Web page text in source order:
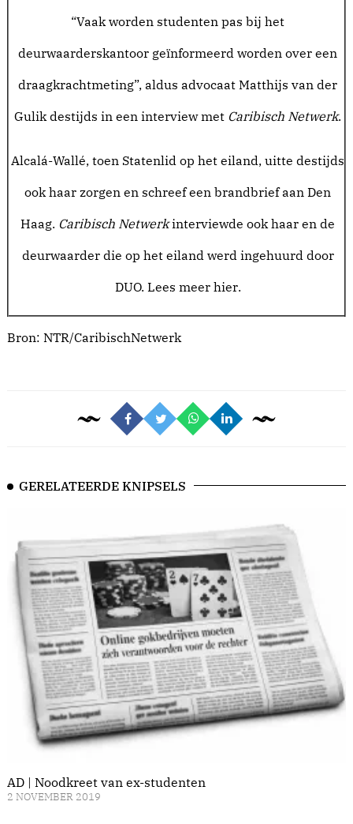
“Vaak worden studenten pas bij het
deurwaarderskantoor geïnformeerd worden over een
draagkrachtmeting”, aldus advocaat Matthijs van der
Gulik destijds in een interview met Caribisch Netwerk.
Alcalá-Wallé, toen Statenlid op het eiland, uitte destijds
ook haar zorgen en schreef een brandbrief aan Den
Haag. Caribisch Netwerkinterviewde ook haar en de
deurwaarder die op het eiland werd ingehuurd door
DUO. Lees meer hier.
Bron: NTR/CaribischNetwerk
GERELATEERDE KNIPSELS
AD | Noodkreet van ex-studenten
2 NOVEMBER 2019